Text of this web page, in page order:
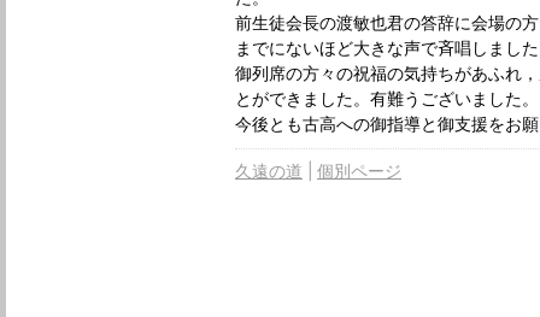
前生徒会長の渡敏也君の答辞に会場の
までにないほど大きな声で斉唱しまし
御列席の方々の祝福の気持ちがあふれ
とができました。有難うございました。
今後とも古高への御指導と御支援をお
久遠の道 個別ページ